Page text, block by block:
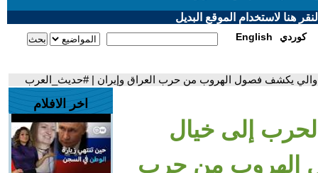
هنا لاستخدام الموقع البديل
English كوردي
والي يكشف فصول الهروب من حرب العراق وإيران | #حديث_العرب
إلى خيال
الهروب من حرب
اخر الافلام